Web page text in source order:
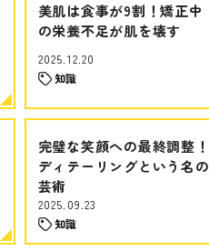
美肌は食事が9割！矯正中
の栄養不足が肌を壊す
2025.12.20
知識
完璧な笑顔への最終調整！
ディテーリングという名の
芸術
2025.09.23
知識